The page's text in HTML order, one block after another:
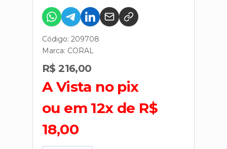
Código: 209708
Marca: CORAL
R$ 216,00
A Vista no pix
ou em 12x de R$
18,00